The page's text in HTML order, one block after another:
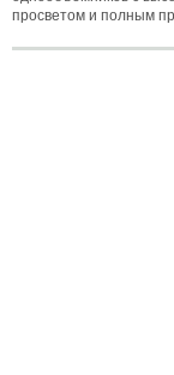
просветом и полным